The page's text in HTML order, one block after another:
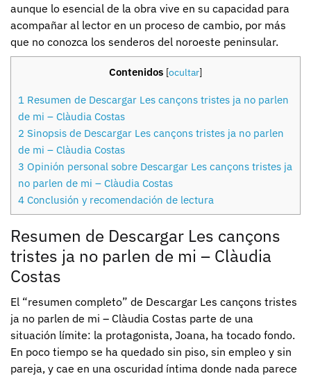
aunque lo esencial de la obra vive en su capacidad para
acompañar al lector en un proceso de cambio, por más
que no conozca los senderos del noroeste peninsular.
Contenidos [ocultar]
1 Resumen de Descargar Les cançons tristes ja no parlen
de mi – Clàudia Costas
2 Sinopsis de Descargar Les cançons tristes ja no parlen
de mi – Clàudia Costas
3 Opinión personal sobre Descargar Les cançons tristes ja
no parlen de mi – Clàudia Costas
4 Conclusión y recomendación de lectura
Resumen de Descargar Les cançons
tristes ja no parlen de mi – Clàudia
Costas
El “resumen completo” de Descargar Les cançons tristes
ja no parlen de mi – Clàudia Costas parte de una
situación límite: la protagonista, Joana, ha tocado fondo.
En poco tiempo se ha quedado sin piso, sin empleo y sin
pareja, y cae en una oscuridad íntima donde nada parece